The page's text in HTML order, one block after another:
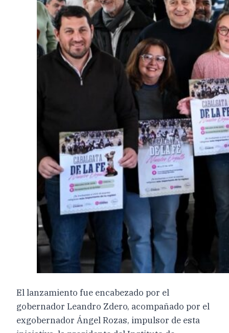
El lanzamiento fue encabezado por el
gobernador Leandro Zdero, acompañado por el
exgobernador Ángel Rozas, impulsor de esta